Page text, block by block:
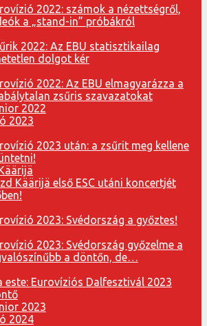
2022: számok a nézettségről,
a „stand-in” próbákról
2022: Az EBU statisztikailag
dolgot kér
2022: Az EBU elmagyarázza a
zsűris szavazatokat
2022
2023
2023 után: a zsűrit meg kellene
Käärijä első ESC utáni koncertjét
2023: Svédország a győztes!
2023: Svédország győzelme a
a döntőn, de…
este: Eurovíziós Dalfesztivál 2023
2023
2024